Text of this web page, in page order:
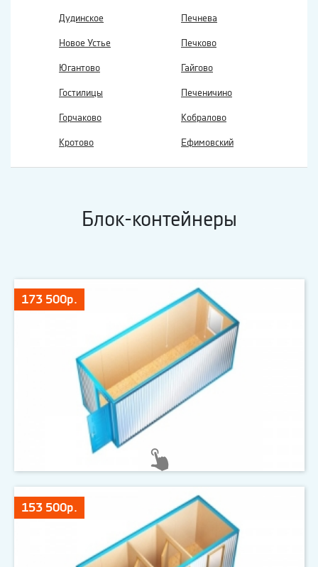
Дудинское Печнева
Новое Устье Печково
Югантово Гайгово
Гостилицы Печеничино
Горчаково Кобралово
Кротово Ефимовский
Блок-контейнеры
173 500р.
153 500р.